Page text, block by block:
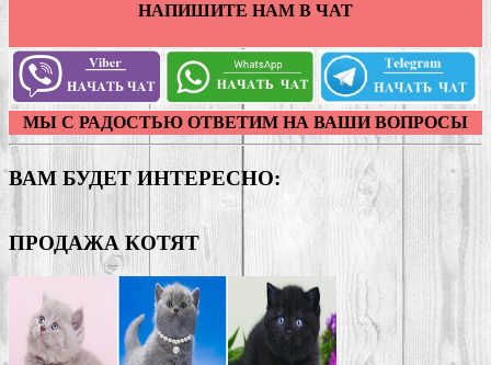
НАПИШИТЕ НАМ В ЧАТ
МЫ С РАДОСТЬЮ ОТВЕТИМ НА ВАШИ ВОПРОСЫ
ВАМ БУДЕТ ИНТЕРЕСНО:
ПРОДАЖА КОТЯТ